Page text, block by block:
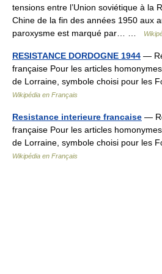
tensions entre l’Union soviétique à la
Chine de la fin des années 1950 aux
paroxysme est marqué par… …
RESISTANCE DORDOGNE 1944 —
française Pour les articles
de Lorraine, symbole choisi pour les
Wikipédia en Français
Resistance interieure francaise —
française Pour les articles
de Lorraine, symbole choisi pour les
Wikipédia en Français